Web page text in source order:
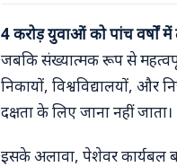
4 करोड़ युवाओं को पांच वर्षों
जबकि संख्यात्मक रूप से
निकायों, विश्वविद्यालयों, और
दक्षता के लिए जाना नहीं जाता।
इसके अलावा, पेशेवर कार्यबल